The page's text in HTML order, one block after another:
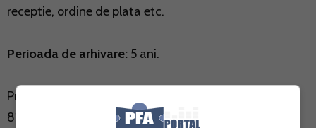
receptie, ordine de plata etc.
Perioada de arhivare: 5 ani.
Prevedere legala: Art. 25 din Legea contabilitatii nr.
82/1991 (republicata, actualizata): "Registrele de